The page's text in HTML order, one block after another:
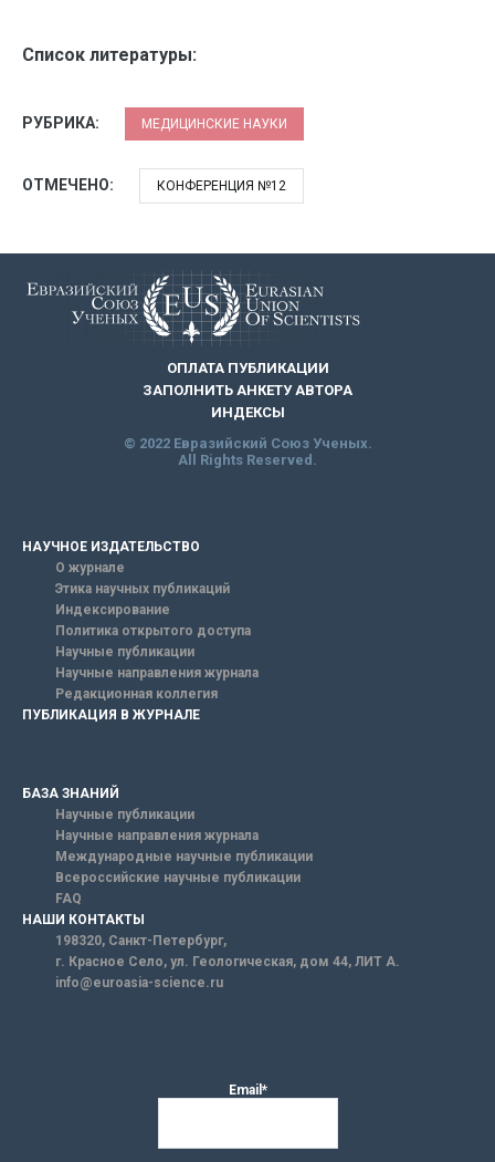
Список литературы:
РУБРИКА: МЕДИЦИНСКИЕ НАУКИ
ОТМЕЧЕНО: КОНФЕРЕНЦИЯ №12
ОПЛАТА ПУБЛИКАЦИИ
ЗАПОЛНИТЬ АНКЕТУ АВТОРА
ИНДЕКСЫ
© 2022 Евразийский Союз Ученых.
All Rights Reserved.
НАУЧНОЕ ИЗДАТЕЛЬСТВО
О журнале
Этика научных публикаций
Индексирование
Политика открытого доступа
Научные публикации
Научные направления журнала
Редакционная коллегия
ПУБЛИКАЦИЯ В ЖУРНАЛЕ
БАЗА ЗНАНИЙ
Научные публикации
Научные направления журнала
Международные научные публикации
Всероссийские научные публикации
FAQ
НАШИ КОНТАКТЫ
198320, Санкт-Петербург,
г. Красное Село, ул. Геологическая, дом 44, ЛИТ А.
info@euroasia-science.ru
Email*